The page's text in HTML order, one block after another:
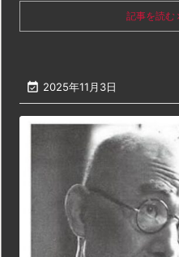
記事を読む
 2025年11月3日